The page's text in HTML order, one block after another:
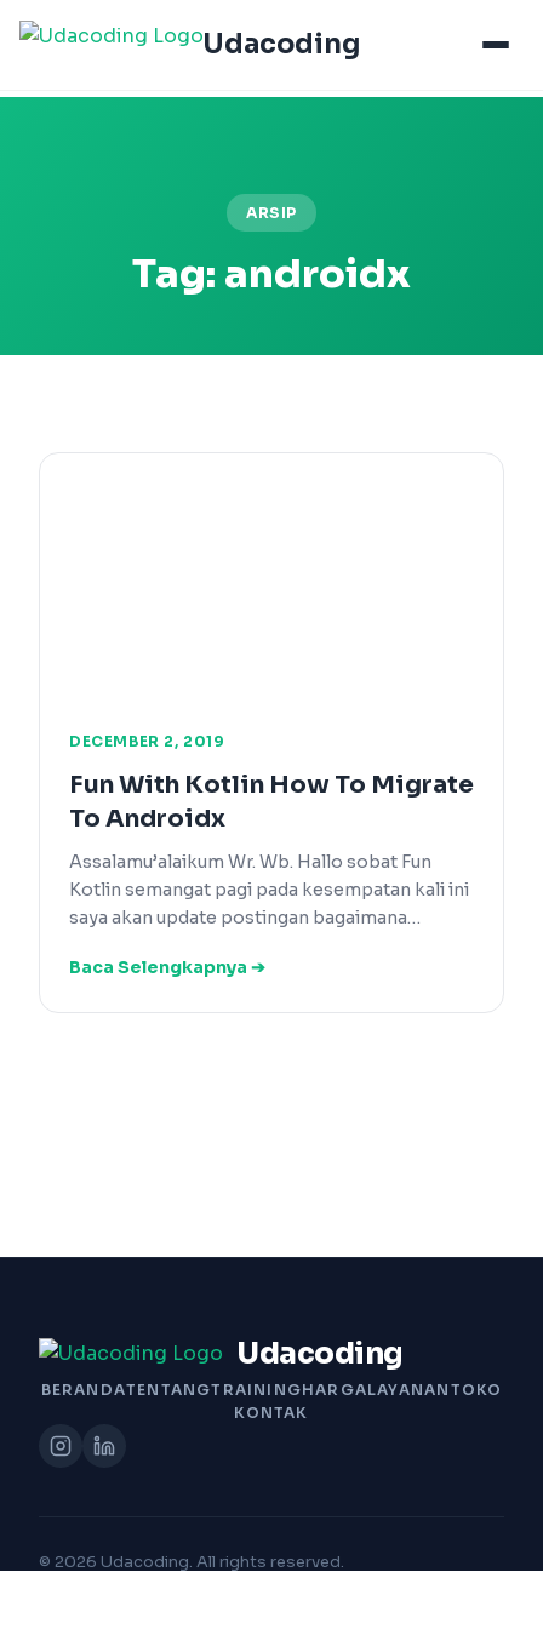
Udacoding
ARSIP
Tag: androidx
DECEMBER 2, 2019
Fun With Kotlin How To Migrate
To Androidx
Assalamu’alaikum Wr. Wb. Hallo sobat Fun
Kotlin semangat pagi pada kesempatan kali ini
saya akan update postingan bagaimana…
Baca Selengkapnya ➔
Udacoding
BERANDATENTANGTRAININGHARGALAYANAN TOKO
KONTAK
© 2026 Udacoding. All rights reserved.